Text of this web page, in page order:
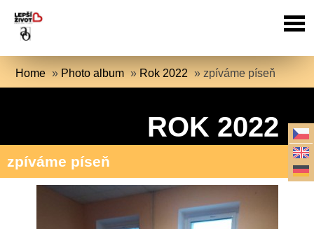
Home » Photo album » Rok 2022 » zpíváme píseň
ROK 2022
zpíváme píseň